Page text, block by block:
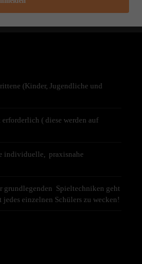
(Kinder, Jugendliche und
( diese werden auf
individuelle, praxisnahe
grundlegenden Spieltechniken geht
einzelnen Schülers zu wecken!